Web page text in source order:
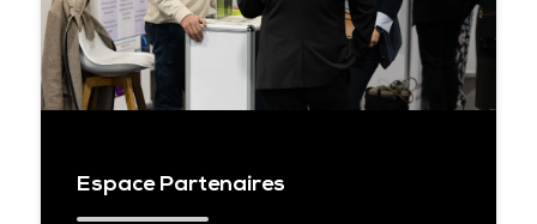
Espace Partenaires